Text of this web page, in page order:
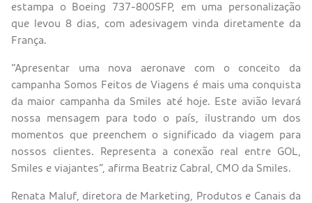
estampa o Boeing 737-800SFP, em uma personalização
que levou 8 dias, com adesivagem vinda diretamente da
França.
“Apresentar uma nova aeronave com o conceito da
campanha Somos Feitos de Viagens é mais uma conquista
da maior campanha da Smiles até hoje. Este avião levará
nossa mensagem para todo o país, ilustrando um dos
momentos que preenchem o significado da viagem para
nossos clientes. Representa a conexão real entre GOL,
Smiles e viajantes”, afirma Beatriz Cabral, CMO da Smiles.
Renata Maluf, diretora de Marketing, Produtos e Canais da